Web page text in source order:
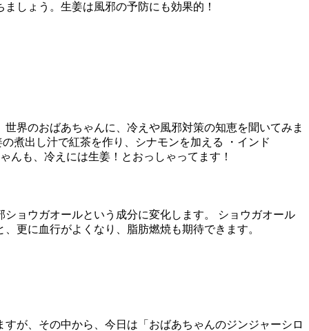
しょう。生姜は風邪の予防にも効果的！
界のおばあちゃんに、冷えや風邪対策の知恵を聞いてみま
煮出し汁で紅茶を作り、シナモンを加える ・インド
も、冷えには生姜！とおっしゃってます！
ョウガオールという成分に変化します。 ショウガオール
更に血行がよくなり、脂肪燃焼も期待できます。
が、その中から、今日は「おばあちゃんのジンジャーシロ